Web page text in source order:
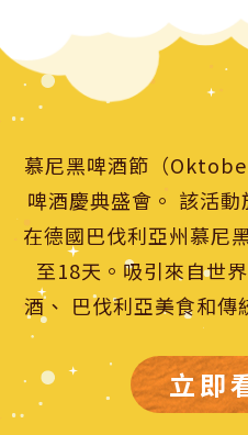
慕尼黑啤酒節（
啤酒慶典盛會。 該活
在德國巴伐利亞州慕尼
至18天。吸引來自世
酒、 巴伐利亞美食和傳
立即